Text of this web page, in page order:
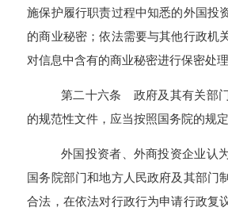
施保护履行职责过程中知悉的外国投
的商业秘密；依法需要与其他行政机
对信息中含有的商业秘密进行保密处理
第二十六条 政府及其有关部
的规范性文件，应当按照国务院的规
外国投资者、外商投资企业认
国务院部门和地方人民政府及其部门
合法，在依法对行政行为申请行政复